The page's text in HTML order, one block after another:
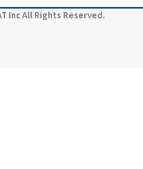
Inc All Rights Reserved.